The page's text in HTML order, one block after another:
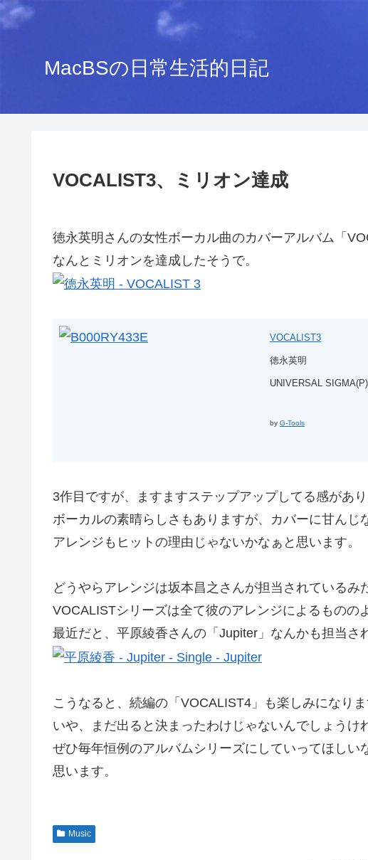
MacBSの日常生活的日記
VOCALIST3、ミリオン達成
徳永英明さんの女性ボーカル曲のカバーアルバム「
なんとミリオンを達成したそうで。
VOCALIST3
徳永英明
UNIVERSAL
by G-Tools
3作目ですが、ますますステップアップしてる感があり
ボーカルの素晴らしさもありますが、カバーに甘んじ
アレンジもヒットの理由じゃないかなぁと思います。
どうやらアレンジは坂本昌之さんが担当されているみ
VOCALISTシリーズは全て彼のアレンジによるものの
最近だと、平原綾香さんの「Jupiter」なんかも担当さ
こうなると、続編の「VOCALIST4」も楽しみになりま
いや、まだ出ると決まったわけじゃないんでしょうけ
ぜひ毎年恒例のアルバムシリーズにしていってほしい
思います。
Music